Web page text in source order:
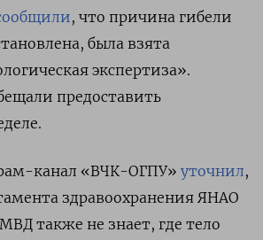
, что причина гибели
была взята
экспертиза».
предоставить
канал «ВЧК-ОГПУ» уточнил,
здравоохранения ЯНАО
также не знает, где тело